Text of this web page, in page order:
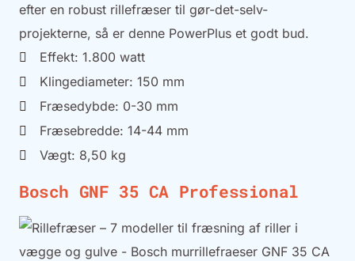
efter en robust rillefræser til gør-det-selv-
projekterne, så er denne PowerPlus et godt bud.
Effekt: 1.800 watt
Klingediameter: 150 mm
Fræsedybde: 0-30 mm
Fræsebredde: 14-44 mm
Vægt: 8,50 kg
Bosch GNF 35 CA Professional